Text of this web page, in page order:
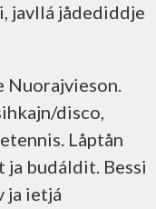
javllá jådediddje
Nuorajvieson.
disco,
Låptån
budáldit. Bessi
ja ietjá